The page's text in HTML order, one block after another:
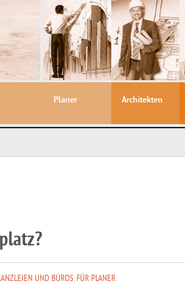
Planer Architekten
UND BÜROS,FÜR PLANER